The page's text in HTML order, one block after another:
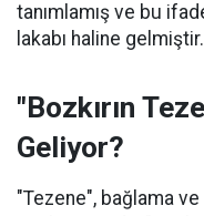
tanımlamış ve bu
lakabı haline gelmiştir.
"Bozkırın
Geliyor?
"Tezene", bağlama